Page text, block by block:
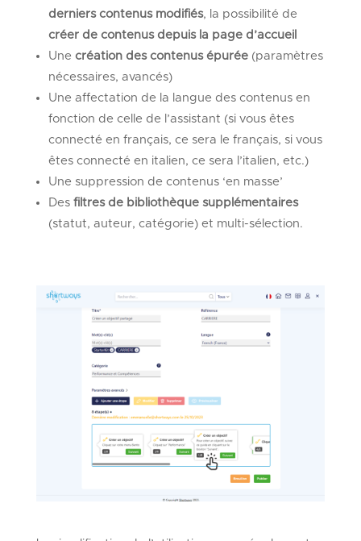
derniers contenus modifiés, la possibilité de
créer de contenus depuis la page d’accueil
Une création des contenus épurée(paramètres
nécessaires, avancés)
Une affectation de la langue des contenus en
fonction de celle de l’assistant (si vous êtes
connecté en français, ce sera le français, si vous
êtes connecté en italien, ce sera l’italien, etc.)
Une suppression de contenus ‘en masse’
Des filtres de bibliothèque supplémentaires
(statut, auteur, catégorie) et multi-sélection.